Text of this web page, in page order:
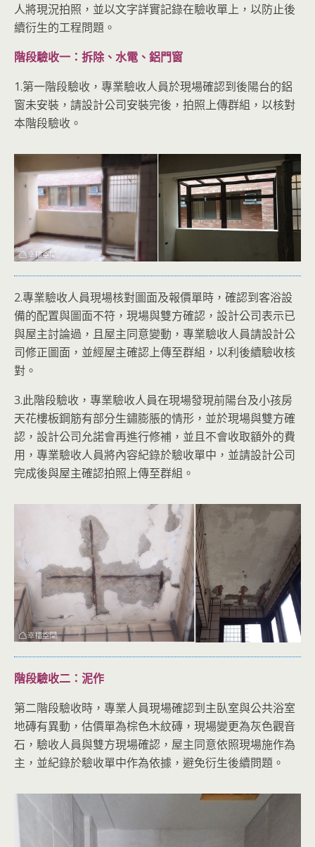
人將現況拍照，並以文字詳實記錄在驗收單上，以防止後
續衍生的工程問題。
階段驗收一：拆除、水電、鋁門窗
1.第一階段驗收，專業驗收人員於現場確認到後陽台的鋁
窗未安裝，請設計公司安裝完後，拍照上傳群組，以核對
本階段驗收。
2.專業驗收人員現場核對圖面及報價單時，確認到客浴設
備的配置與圖面不符，現場與雙方確認，設計公司表示已
與屋主討論過，且屋主同意變動，專業驗收人員請設計公
司修正圖面，並經屋主確認上傳至群組，以利後續驗收核
對。
3.此階段驗收，專業驗收人員在現場發現前陽台及小孩房
天花樓板鋼筋有部分生鏽膨脹的情形，並於現場與雙方確
認，設計公司允諾會再進行修補，並且不會收取額外的費
用，專業驗收人員將內容紀錄於驗收單中，並請設計公司
完成後與屋主確認拍照上傳至群組。
階段驗收二：泥作
第二階段驗收時，專業人員現場確認到主臥室與公共浴室
地磚有異動，估價單為棕色木紋磚，現場變更為灰色觀音
石，驗收人員與雙方現場確認，屋主同意依照現場施作為
主，並紀錄於驗收單中作為依據，避免衍生後續問題。